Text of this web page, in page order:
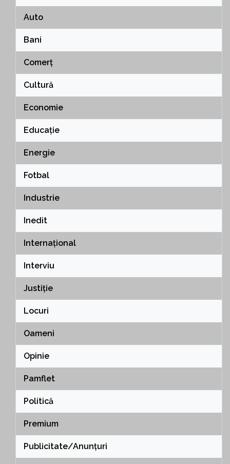
Auto
Bani
Comerț
Cultură
Economie
Educație
Energie
Fotbal
Industrie
Inedit
Internațional
Interviu
Justiție
Locuri
Oameni
Opinie
Pamflet
Politică
Premium
Publicitate/Anunțuri